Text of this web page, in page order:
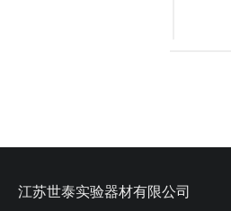
江苏世泰实验器材有限公司